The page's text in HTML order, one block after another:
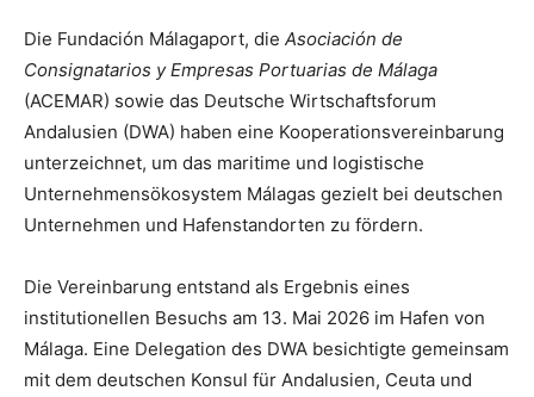
Die Fundación Málagaport, die Asociación de
Consignatarios y Empresas Portuarias de Málaga
(ACEMAR) sowie das Deutsche Wirtschaftsforum
Andalusien (DWA) haben eine Kooperationsvereinbarung
unterzeichnet, um das maritime und logistische
Unternehmensökosystem Málagas gezielt bei deutschen
Unternehmen und Hafenstandorten zu fördern.
Die Vereinbarung entstand als Ergebnis eines
institutionellen Besuchs am 13. Mai 2026 im Hafen von
Málaga. Eine Delegation des DWA besichtigte gemeinsam
mit dem deutschen Konsul für Andalusien, Ceuta und